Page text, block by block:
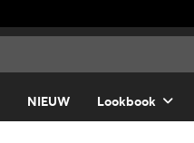
NIEUW Lookbook